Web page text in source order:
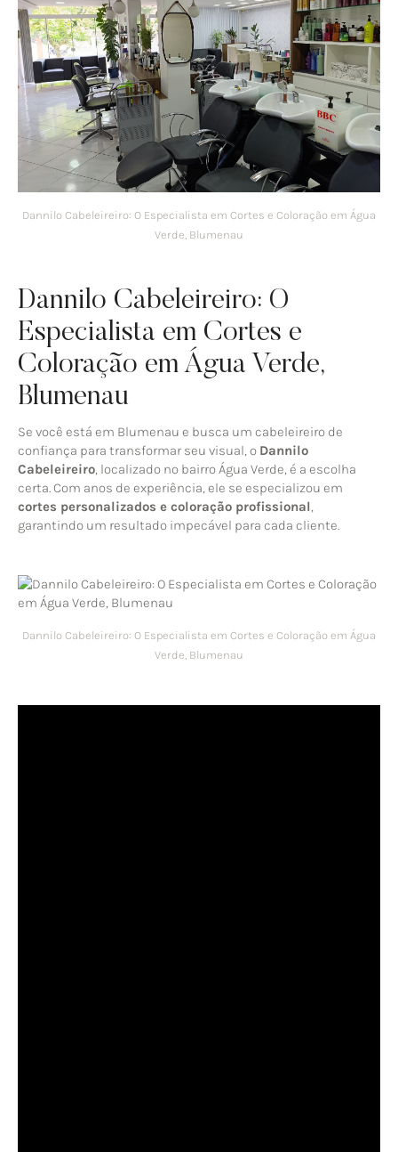
Dannilo Cabeleireiro: O Especialista em Cortes e Coloração em Água
Verde, Blumenau
Dannilo Cabeleireiro: O
Especialista em Cortes e
Coloração em Água Verde,
Blumenau
Se você está em Blumenau e busca um cabeleireiro de
confiança para transformar seu visual, o Dannilo
Cabeleireiro, localizado no bairro Água Verde, é a escolha
certa. Com anos de experiência, ele se especializou em
cortes personalizados e coloração profissional,
garantindo um resultado impecável para cada cliente.
Dannilo Cabeleireiro: O Especialista em Cortes e Coloração em Água
Verde, Blumenau